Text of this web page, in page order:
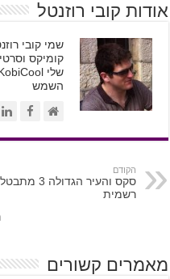
אודות קובי רוזנטל
השמש
הקודם
סקס והעיר הגדולה 3 מתבטל
רשמית
מאמרים קשורים